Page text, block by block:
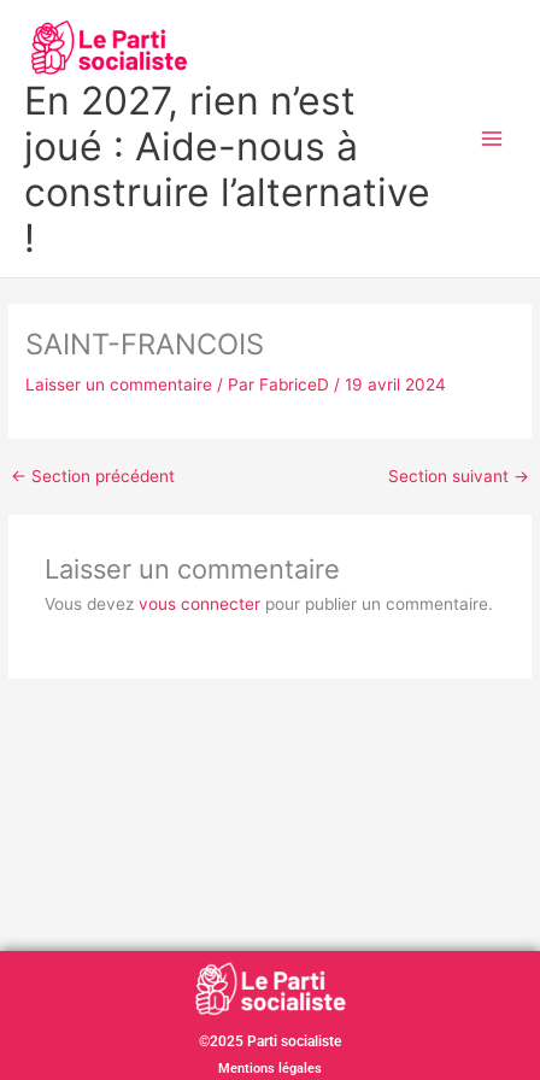
contenu
En 2027, rien n’est
joué : Aide-nous à
construire l’alternative
!
SAINT-FRANCOIS
Laisser un commentaire / Par FabriceD/19 avril 2024
← Section précédent Section suivant →
Laisser un commentaire
Vous devez vous connecterpour publier un commentaire.
©2025 Parti socialiste
Mentions légales